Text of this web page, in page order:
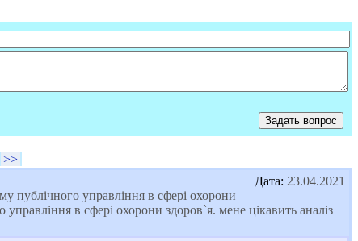
>>
Дата: 23.04.2021
публічного управління в сфері охорони
в сфері охорони здоров`я. мене цікавить аналіз